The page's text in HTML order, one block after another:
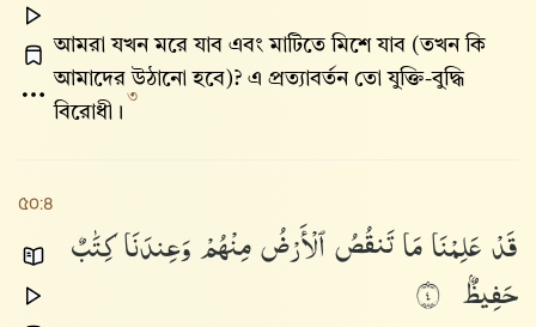
আমরা যখন মরে যাব এবং মাটিতে মিশে যাব (তখন কি
আমাদের উঠানো হবে)? এ প্রত্যাবর্তন তো যুক্তি-বুদ্ধি
বিরোধী।
৩
৫০:৪
قَدْعَلِمْنَامَاتَنقُصُٱلْأَرْضُمِنْهُمْوَعِندَنَاكِتَٰبٌ
حَفِيظٌۢ ٤